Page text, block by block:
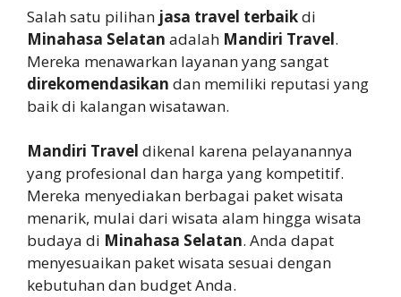
Salah satu pilihan jasa travel terbaikdi
Minahasa Selatan adalah Mandiri Travel.
Mereka menawarkan layanan yang sangat
direkomendasikan dan memiliki reputasi yang
baik di kalangan wisatawan.
Mandiri Travel dikenal karena pelayanannya
yang profesional dan harga yang kompetitif.
Mereka menyediakan berbagai paket wisata
menarik, mulai dari wisata alam hingga wisata
budaya di Minahasa Selatan. Anda dapat
menyesuaikan paket wisata sesuai dengan
kebutuhan dan budget Anda.